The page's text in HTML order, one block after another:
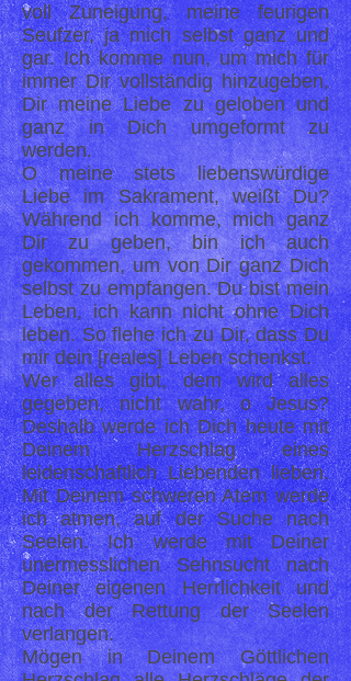
voll Zuneigung, meine feurigen
Seufzer, ja mich selbst ganz und
gar. Ich komme nun, um mich für
immer Dir vollständig hinzugeben,
Dir meine Liebe zu geloben und
ganz in Dich umgeformt zu
werden.
O meine stets liebenswürdige
Liebe im Sakrament, weißt Du?
Während ich komme, mich ganz
Dir zu geben, bin ich auch
gekommen, um von Dir ganz Dich
selbst zu empfangen. Du bist mein
Leben, ich kann nicht ohne Dich
leben. So flehe ich zu Dir, dass Du
mir dein [reales] Leben schenkst.
Wer alles gibt, dem wird alles
gegeben, nicht wahr, o Jesus?
Deshalb werde ich Dich heute mit
Deinem Herzschlag eines
leidenschaftlich Liebenden lieben.
Mit Deinem schweren Atem werde
ich atmen, auf der Suche nach
Seelen. Ich werde mit Deiner
unermesslichen Sehnsucht nach
Deiner eigenen Herrlichkeit und
nach der Rettung der Seelen
verlangen.
Mögen in Deinem Göttlichen